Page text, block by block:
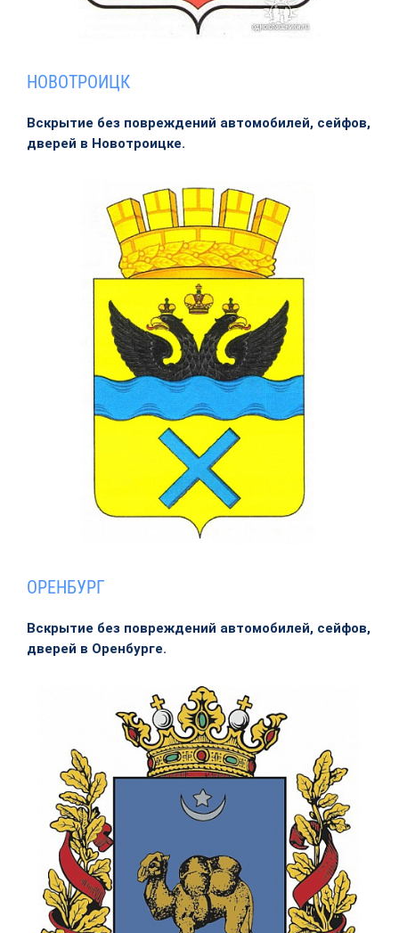
НОВОТРОИЦК
Вскрытие без повреждений автомобилей, сейфов,
дверей в Новотроицке.
ОРЕНБУРГ
Вскрытие без повреждений автомобилей, сейфов,
дверей в Оренбурге.